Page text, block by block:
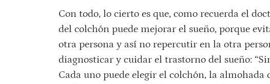
Con todo, lo cierto es que, como recuerda el
del colchón puede mejorar el sueño, porque
otra persona y así no repercutir en la otra
diagnosticar y cuidar el trastorno del sueño:
Cada uno puede elegir el colchón, la almohada